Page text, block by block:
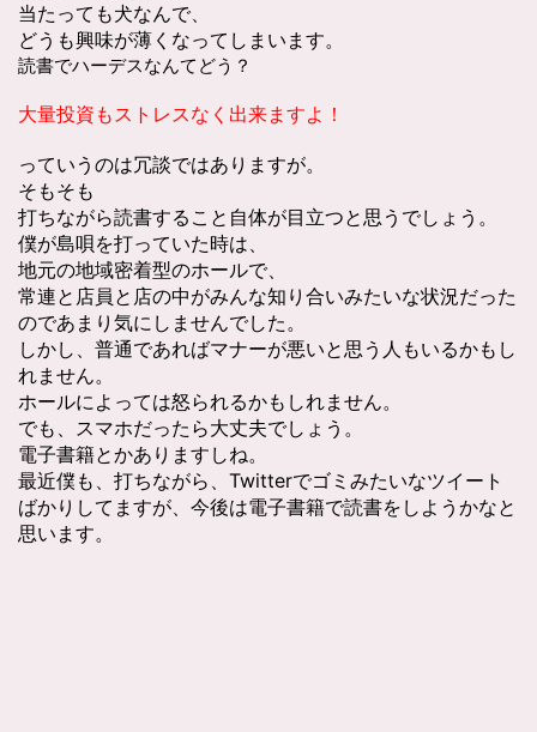
当たっても犬なんで、
どうも興味が薄くなってしまいます。
読書でハーデスなんてどう？
大量投資もストレスなく出来ますよ！
っていうのは冗談ではありますが。
そもそも
打ちながら読書すること自体が目立つと思うでしょう。
僕が島唄を打っていた時は、
地元の地域密着型のホールで、
常連と店員と店の中がみんな知り合いみたいな状況だった
のであまり気にしませんでした。
しかし、普通であればマナーが悪いと思う人もいるかもし
れません。
ホールによっては怒られるかもしれません。
でも、スマホだったら大丈夫でしょう。
電子書籍とかありますしね。
最近僕も、打ちながら、Twitterでゴミみたいなツイート
ばかりしてますが、今後は電子書籍で読書をしようかなと
思います。